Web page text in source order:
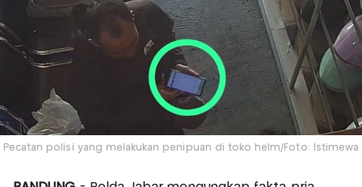
Pecatan polisi yang melakukan penipuan di toko helm/Foto: Istimewa